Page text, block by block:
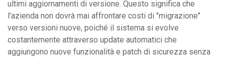
ultimi aggiornamenti di versione. Questo significa che
l'azienda non dovrà mai affrontare costi di "migrazione"
verso versioni nuove, poiché il sistema si evolve
costantemente attraverso update automatici che
aggiungono nuove funzionalità e patch di sicurezza senza